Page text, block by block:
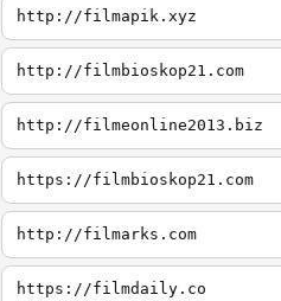
http://filmapik.xyz
http://filmbioskop21.com
http://filmeonline2013.biz
https://filmbioskop21.com
http://filmarks.com
https://filmdaily.co